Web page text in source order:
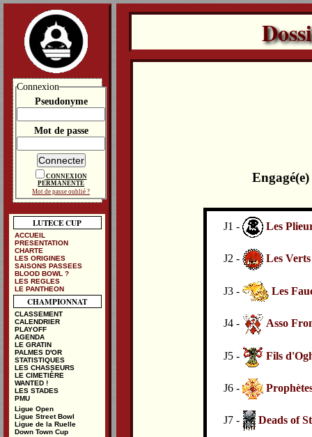
J1 - Les
J2 - Les
J3 - Les
J4 - Asso
J5 - Fils
J6 -
J7 - Deads of
Connexion
Pseudonyme
Mot de passe
CONNEXION
PERMANENTE
Mot de passe oublié ?
LUTECE CUP
ACCUEIL
PRESENTATION
CHARTE
LES ORIGINES
SAISONS PASSEES
BLOOD BOWL ?
LES REGLES
LE PANTHEON
CHAMPIONNAT
CLASSEMENT
CALENDRIER
PLAYOFF
AGENDA
LE GRATIN
PALMES D'OR
STATISTIQUES
LES CHASSEURS
LE CIMETIÈRE
WANTED !
LES STADES
PMU
Ligue Open
Ligue Street Bowl
Ligue de la Ruelle
Down Town Cup